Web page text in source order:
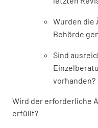
Wurden die
Behörde
Sind
vorhanden?
Wird der erforderliche
erfüllt?